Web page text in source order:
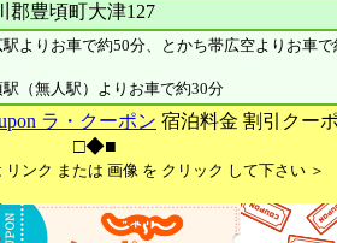
郡豊頃町大津127
駅よりお車で約50分、とかち帯広空よりお車で
駅（無人駅）よりお車で約30分
ラ・クーポン 宿泊料金 割引クー
□◆■
リンク または 画像 を クリック して下さい ＞